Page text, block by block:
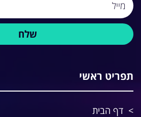
תפריט ראשי
דף הבית